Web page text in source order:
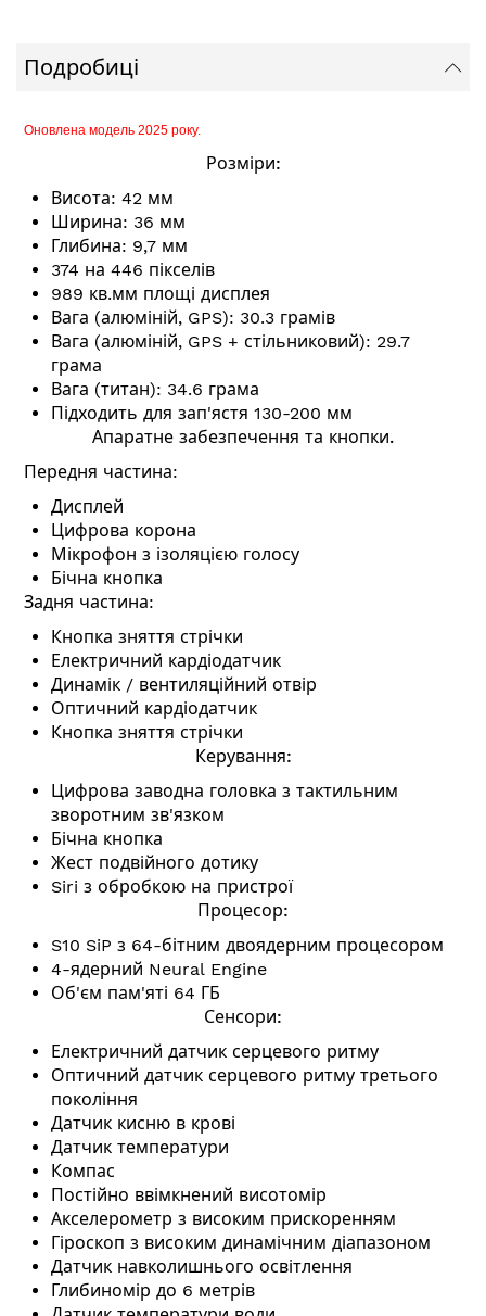
Подробиці
Оновлена модель 2025 року.
Розміри:
Висота: 42 мм
Ширина: 36 мм
Глибина: 9,7 мм
374 на 446 пікселів
989 кв.мм площі дисплея
Вага (алюміній, GPS): 30.3 грамів
Вага (алюміній, GPS + стільниковий): 29.7
грама
Вага (титан): 34.6 грама
Підходить для зап'ястя 130-200 мм
Апаратне забезпечення та кнопки.
Передня частина:
Дисплей
Цифрова корона
Мікрофон з ізоляцією голосу
Бічна кнопка
Задня частина:
Кнопка зняття стрічки
Електричний кардіодатчик
Динамік / вентиляційний отвір
Оптичний кардіодатчик
Кнопка зняття стрічки
Керування:
Цифрова заводна головка з тактильним
зворотним зв'язком
Бічна кнопка
Жест подвійного дотику
Siri з обробкою на пристрої
Процесор:
S10 SiP з 64-бітним двоядерним процесором
4-ядерний Neural Engine
Об'єм пам'яті 64 ГБ
Сенсори:
Електричний датчик серцевого ритму
Оптичний датчик серцевого ритму третього
покоління
Датчик кисню в крові
Датчик температури
Компас
Постійно ввімкнений висотомір
Акселерометр з високим прискоренням
Гіроскоп з високим динамічним діапазоном
Датчик навколишнього освітлення
Глибиномір до 6 метрів